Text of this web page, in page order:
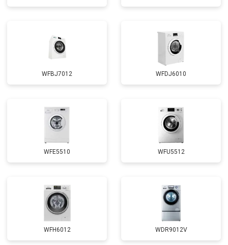
WFBJ7012 WFDJ6010
WFE5510 WFU5512
WFH6012 WDR9012V